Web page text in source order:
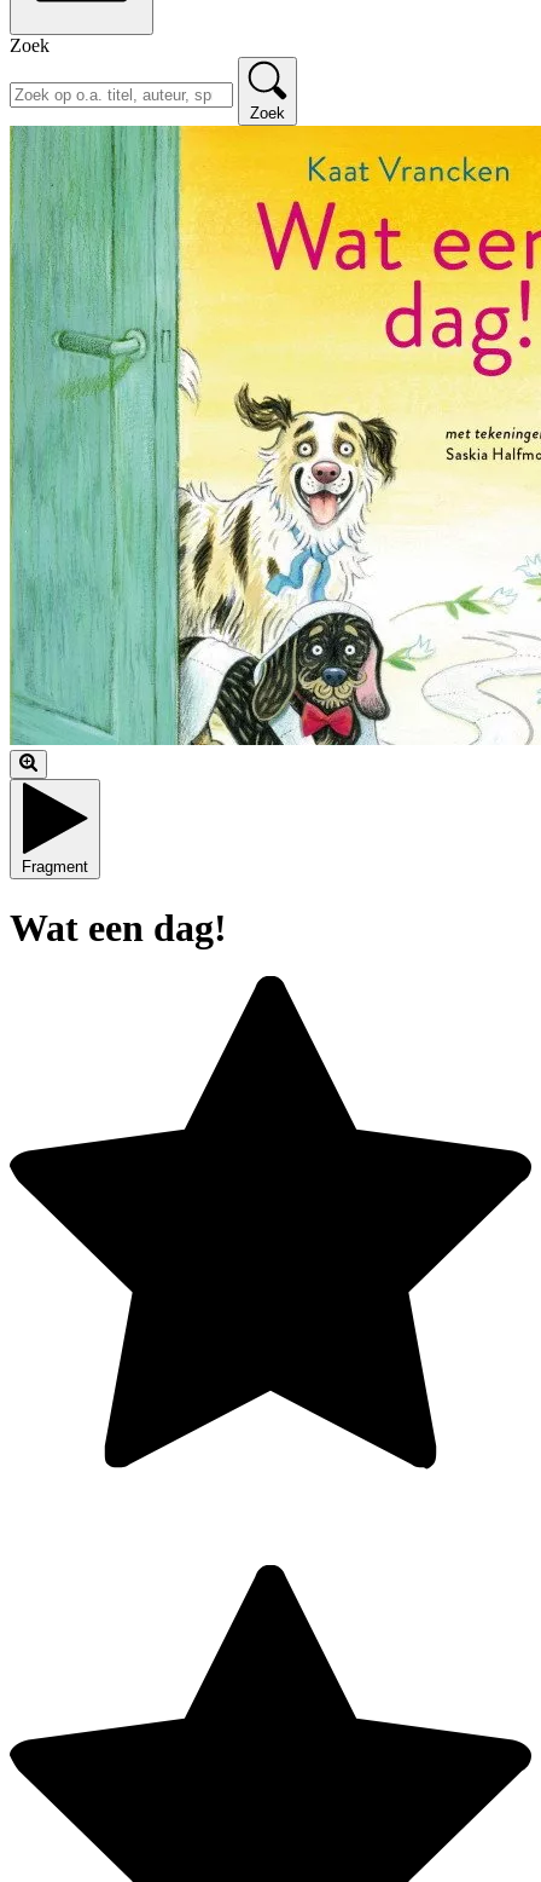
Zoek
Zoek
Fragment
Wat een dag!